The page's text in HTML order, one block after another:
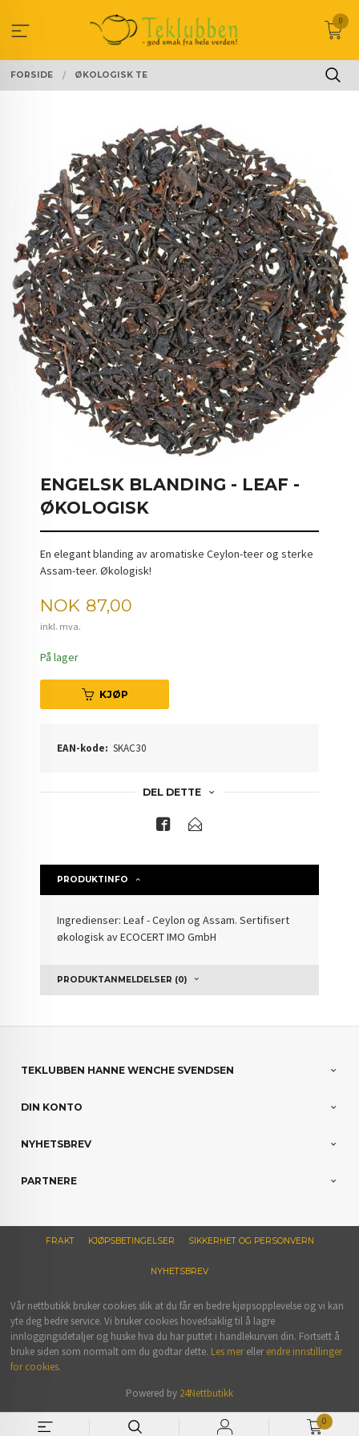
innholdet
0
0
FORSIDE ØKOLOGISK TE
ENGELSK BLANDING - LEAF -
ØKOLOGISK
En elegant blanding av aromatiske Ceylon-teer og sterke
Assam-teer. Økologisk!
Pris
NOK 87,00
inkl. mva.
På lager
KJØP
EAN-kode: SKAC30
DEL DETTE
PRODUKTINFO
Ingredienser: Leaf - Ceylon og Assam. Sertifisert
økologisk av ECOCERT IMO GmbH
PRODUKTANMELDELSER (0)
TEKLUBBEN HANNE WENCHE SVENDSEN
DIN KONTO
NYHETSBREV
PARTNERE
FRAKT KJØPSBETINGELSER SIKKERHET OG PERSONVERN
NYHETSBREV
Vår nettbutikk bruker cookies slik at du får en bedre kjøpsopplevelse og vi kan
yte deg bedre service. Vi bruker cookies hovedsaklig til å lagre
innloggingsdetaljer og huske hva du har puttet i handlekurven din. Fortsett å
bruke siden som normalt om du godtar dette. Les merellerendre innstillinger
for cookies.
Powered by 24Nettbutikk